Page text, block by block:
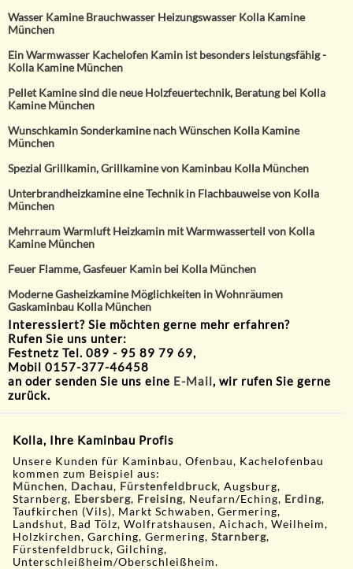
Wasser Kamine Brauchwasser Heizungswasser Kolla Kamine
München
Ein Warmwasser Kachelofen Kamin ist besonders leistungsfähig -
Kolla Kamine München
Pellet Kamine sind die neue Holzfeuertechnik, Beratung bei Kolla
Kamine München
Wunschkamin Sonderkamine nach Wünschen Kolla Kamine
München
Spezial Grillkamin, Grillkamine von Kaminbau Kolla München
Unterbrandheizkamine eine Technik in Flachbauweise von Kolla
München
Mehrraum Warmluft Heizkamin mit Warmwasserteil von Kolla
Kamine München
Feuer Flamme, Gasfeuer Kamin bei Kolla München
Moderne Gasheizkamine Möglichkeiten in Wohnräumen
Gaskaminbau Kolla München
Interessiert? Sie möchten gerne mehr erfahren?
Rufen Sie uns unter:
Festnetz Tel. 089 - 95 89 79 69,
Mobil 0157-377-46458
an oder senden Sie uns eine E-Mail, wir rufen Sie gerne
zurück.
Kolla, Ihre Kaminbau Profis
Unsere Kunden für Kaminbau, Ofenbau, Kachelofenbau
kommen zum Beispiel aus:
München, Dachau, Fürstenfeldbruck, Augsburg,
Starnberg, Ebersberg, Freising, Neufarn/Eching, Erding,
Taufkirchen (Vils), Markt Schwaben, Germering,
Landshut, Bad Tölz, Wolfratshausen, Aichach, Weilheim,
Holzkirchen, Garching, Germering,Starnberg,
Fürstenfeldbruck, Gilching,
Unterschleißheim/Oberschleißheim.